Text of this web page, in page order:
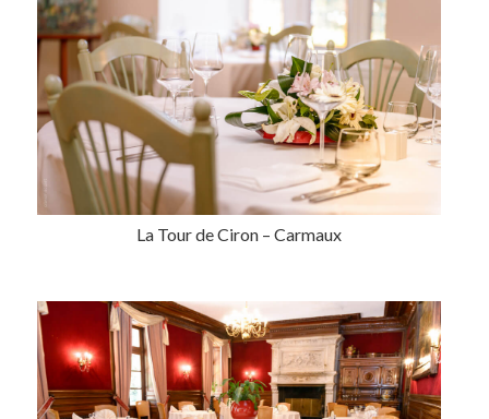
La Tour de Ciron – Carmaux